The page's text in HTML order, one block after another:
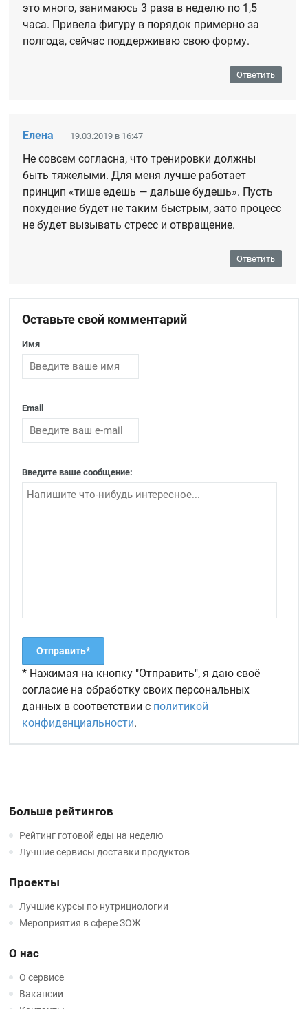
это много, занимаюсь 3 раза в неделю по 1,5
часа. Привела фигуру в порядок примерно за
полгода, сейчас поддерживаю свою форму.
Ответить
Елена 19.03.2019 в 16:47
Не совсем согласна, что тренировки должны
быть тяжелыми. Для меня лучше работает
принцип «тише едешь — дальше будешь». Пусть
похудение будет не таким быстрым, зато процесс
не будет вызывать стресс и отвращение.
Ответить
Оставьте свой комментарий
Имя
Email
Введите ваше сообщение:
* Нажимая на кнопку "Отправить", я даю своё
согласие на обработку своих персональных
данных в соответствии с политикой
конфиденциальности.
Больше рейтингов
Рейтинг готовой еды на неделю
Лучшие сервисы доставки продуктов
Проекты
Лучшие курсы по нутрициологии
Мероприятия в сфере ЗОЖ
О нас
О сервисе
Вакансии